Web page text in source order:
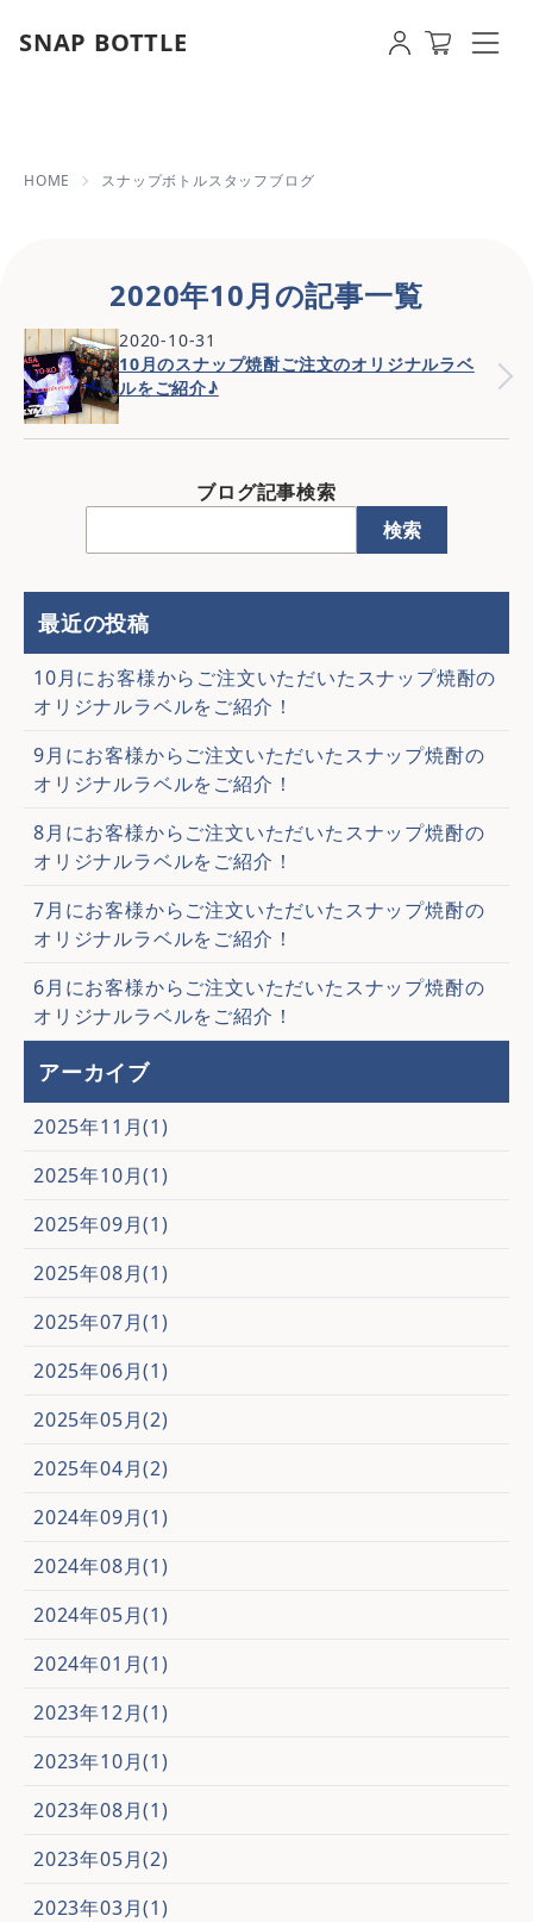
SNAP BOTTLE 2020年10月の記事一覧 | 【即日発
HOME スナップボトルスタッフブログ
2020年10月の記事一覧
2020-10-31
10月のスナップ焼酎ご注文のオリジナルラベ
ルをご紹介♪
ブログ記事検索
検索
最近の投稿
10月にお客様からご注文いただいたスナップ焼酎の
オリジナルラベルをご紹介！
9月にお客様からご注文いただいたスナップ焼酎の
オリジナルラベルをご紹介！
8月にお客様からご注文いただいたスナップ焼酎の
オリジナルラベルをご紹介！
7月にお客様からご注文いただいたスナップ焼酎の
オリジナルラベルをご紹介！
6月にお客様からご注文いただいたスナップ焼酎の
オリジナルラベルをご紹介！
アーカイブ
2025年11月(1)
2025年10月(1)
2025年09月(1)
2025年08月(1)
2025年07月(1)
2025年06月(1)
2025年05月(2)
2025年04月(2)
2024年09月(1)
2024年08月(1)
2024年05月(1)
2024年01月(1)
2023年12月(1)
2023年10月(1)
2023年08月(1)
2023年05月(2)
2023年03月(1)